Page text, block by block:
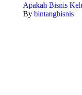
Apakah Bisnis
By bintangbisnis